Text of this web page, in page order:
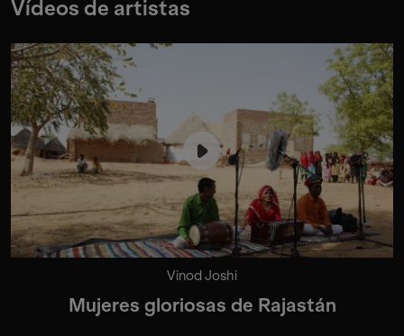
Vídeos de artistas
Vinod Joshi
Mujeres gloriosas de Rajastán